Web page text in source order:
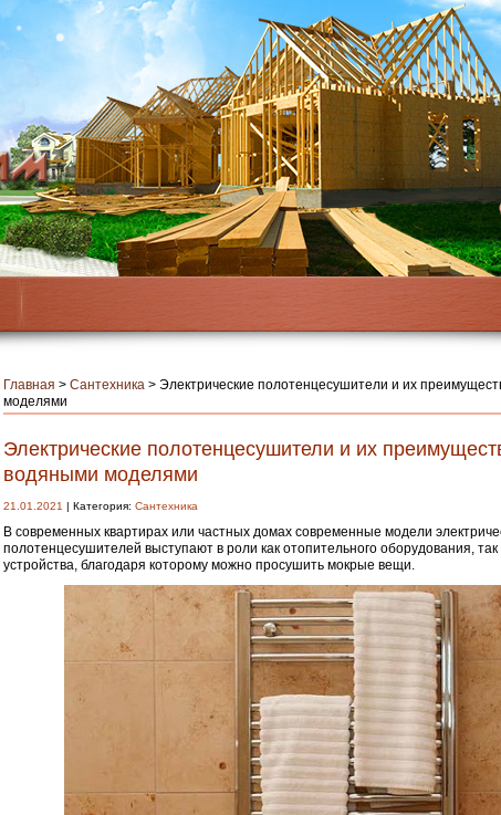
Главная > Сантехника > Электрические полотенцесушители и их
моделями
Электрические полотенцесушители и их
водяными моделями
21.01.2021 | Категория: Сантехника
В современных квартирах или частных домах современные модели
полотенцесушителей выступают в роли как отопительного оборудования, так
устройства, благодаря которому можно просушить мокрые вещи.